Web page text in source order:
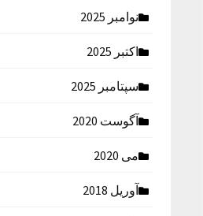
نوامبر 2025
اکتبر 2025
سپتامبر 2025
آگوست 2020
می 2020
آوریل 2018